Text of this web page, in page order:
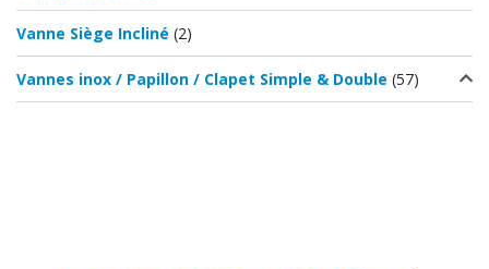
Vanne Siège Incliné (2)
Vannes inox / Papillon / Clapet Simple & Double (57)